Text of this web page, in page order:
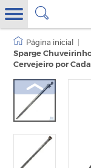
Sparge
Cervejeiro por